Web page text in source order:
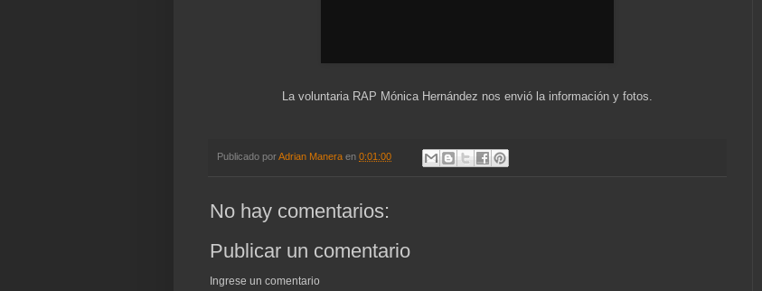
La voluntaria RAP Mónica Hernández nos envió la información y fotos.
Publicado porAdrian Manera en 0:01:00
No hay comentarios:
Publicar un comentario
Ingrese un comentario